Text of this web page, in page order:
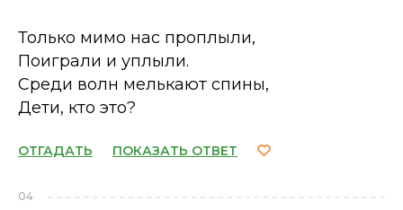
Только мимо нас проплыли,
Поиграли и уплыли.
Среди волн мелькают спины,
Дети, кто это?
ОТГАДАТЬ ПОКАЗАТЬ ОТВЕТ
04